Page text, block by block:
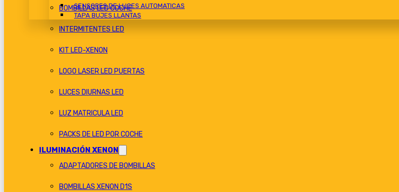
SENSORES DE LUCES AUTOMATICAS
TAPA BUJES LLANTAS
BOMBILLAS LED COCHE
INTERMITENTES LED
KIT LED-XENON
LOGO LASER LED PUERTAS
LUCES DIURNAS LED
LUZ MATRICULA LED
PACKS DE LED POR COCHE
ILUMINACIÓN XENON
ADAPTADORES DE BOMBILLAS
BOMBILLAS XENON D1S